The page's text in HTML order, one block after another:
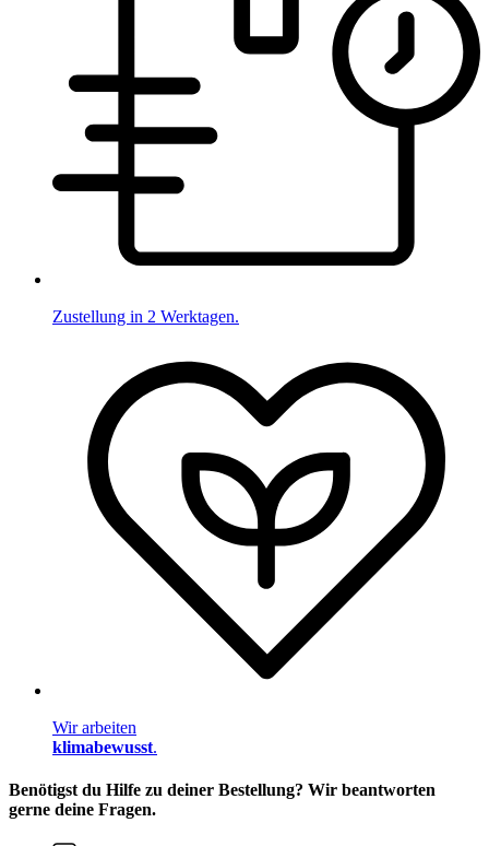
Zustellung in 2 Werktagen.
Wir arbeiten
klimabewusst.
Benötigst du Hilfe zu deiner Bestellung? Wir beantworten
gerne deine Fragen.